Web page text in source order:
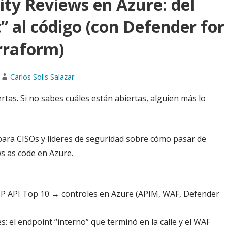
al código (con Defender for
Carlos Solis Salazar
Si no sabes cuáles están abiertas, alguien más lo
CISOs y líderes de seguridad sobre cómo pasar de
as code en Azure.
API Top 10 → controles en Azure (APIM, WAF, Defender
el endpoint “interno” que terminó en la calle y el WAF